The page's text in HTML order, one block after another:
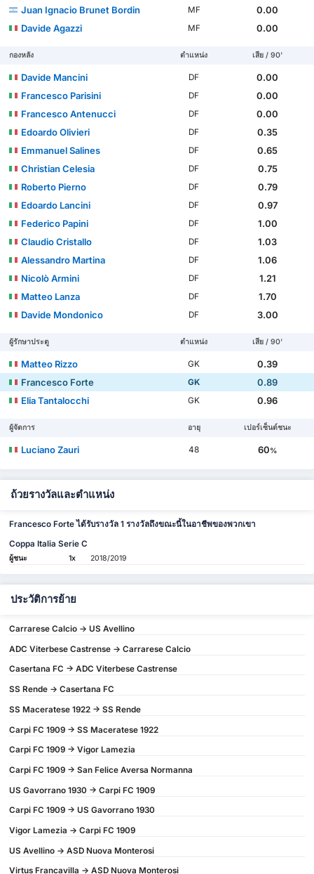
Juan Ignacio Brunet Bordin
MF
0.00
Davide Agazzi
MF 0.00
กองหลัง ตำแหน่ง เสีย / 90'
Davide Mancini DF
0.00
Francesco Parisini
DF
0.00
Francesco Antenucci
DF
0.00
Edoardo Olivieri
DF
0.35
Emmanuel Salines
DF
0.65
Christian Celesia
DF
0.75
Roberto Pierno
DF
0.79
Edoardo Lancini
DF
0.97
Federico Papini
DF
1.00
Claudio Cristallo
DF
1.03
Alessandro Martina
DF
1.06
Nicolò Armini
DF
1.21
Matteo Lanza
DF
1.70
Davide Mondonico
DF 3.00
ผู้รักษาประตู ตำแหน่ง เสีย / 90'
Matteo Rizzo GK
0.39
Francesco Forte
GK
0.89
Elia Tantalocchi
GK 0.96
ผู้จัดการ อายุ เปอร์เซ็นต์ชนะ
Luciano Zauri 48 60%
ถ้วยรางวัลและตำแหน่ง
Francesco Forte ได้รับรางวัล 1 รางวัลถึงขณะนี้ในอาชีพของพวกเขา
Coppa Italia Serie C
ผู้ชนะ 1x 2018/2019
ประวัติการย้าย
Carrarese Calcio -> US Avellino
ADC Viterbese Castrense -> Carrarese Calcio
Casertana FC -> ADC Viterbese Castrense
SS Rende -> Casertana FC
SS Maceratese 1922 -> SS Rende
Carpi FC 1909 -> SS Maceratese 1922
Carpi FC 1909 -> Vigor Lamezia
Carpi FC 1909 -> San Felice Aversa Normanna
US Gavorrano 1930 -> Carpi FC 1909
Carpi FC 1909 -> US Gavorrano 1930
Vigor Lamezia -> Carpi FC 1909
US Avellino -> ASD Nuova Monterosi
Virtus Francavilla -> ASD Nuova Monterosi